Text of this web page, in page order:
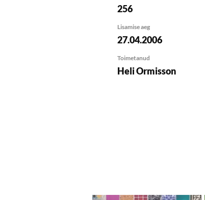
256
Lisamise aeg
27.04.2006
Toimetanud
Heli Ormisson